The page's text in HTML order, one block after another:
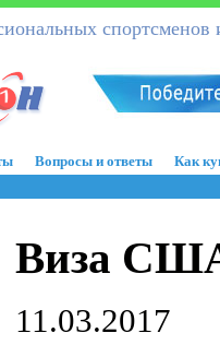
спортсменов
Вопросы и ответы
Как
Виза
11.03.2017